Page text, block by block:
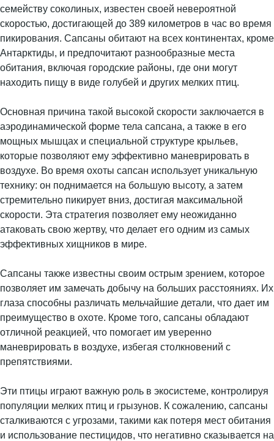
семейству соколиных, известен своей невероятной
скоростью, достигающей до 389 километров в час во время
пикирования. Сапсаны обитают на всех континентах, кроме
Антарктиды, и предпочитают разнообразные места
обитания, включая городские районы, где они могут
находить пищу в виде голубей и других мелких птиц.
Основная причина такой высокой скорости заключается в
аэродинамической форме тела сапсана, а также в его
мощных мышцах и специальной структуре крыльев,
которые позволяют ему эффективно маневрировать в
воздухе. Во время охоты сапсан использует уникальную
технику: он поднимается на большую высоту, а затем
стремительно пикирует вниз, достигая максимальной
скорости. Эта стратегия позволяет ему неожиданно
атаковать свою жертву, что делает его одним из самых
эффективных хищников в мире.
Сапсаны также известны своим острым зрением, которое
позволяет им замечать добычу на больших расстояниях. Их
глаза способны различать мельчайшие детали, что дает им
преимущество в охоте. Кроме того, сапсаны обладают
отличной реакцией, что помогает им уверенно
маневрировать в воздухе, избегая столкновений с
препятствиями.
Эти птицы играют важную роль в экосистеме, контролируя
популяции мелких птиц и грызунов. К сожалению, сапсаны
сталкиваются с угрозами, такими как потеря мест обитания
и использование пестицидов, что негативно сказывается на